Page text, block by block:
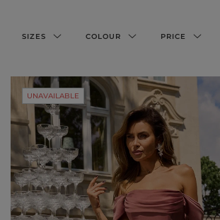
BLACK
BEIGE
WHITE
BLUE
GREEN
PINK
SIZES COLOUR PRICE
UNAVAILABLE